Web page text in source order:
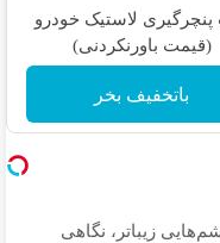
✅
لاستیک خودرو
(قیمت باورنکردنی)
باتخفیف بخر
زیباتر، نگاهی